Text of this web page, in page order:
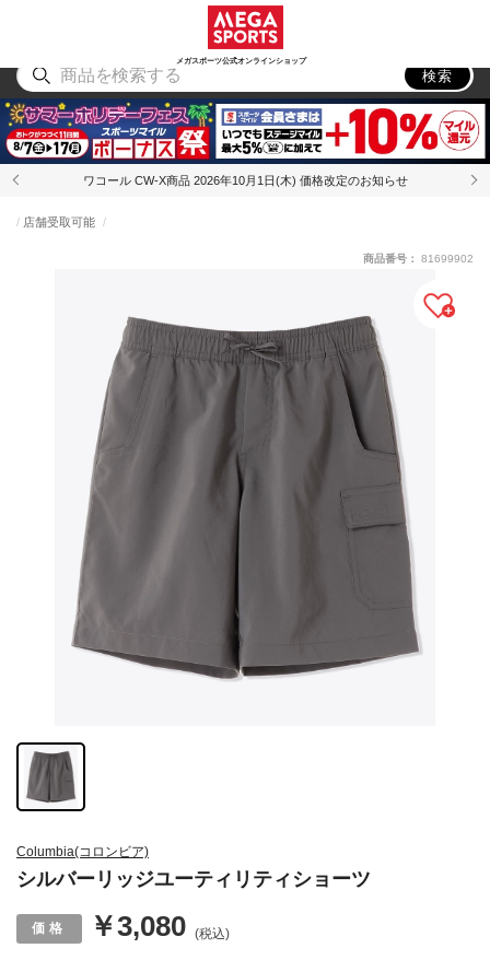
メガスポーツ公式オンラインショップ
アウトドア
検索
ワコール CW-X商品 2026年10月1日(木) 価格改定のお知らせ
Columbia(コロンビア)
シルバーリッジユーティリティショーツ
店舗受取可能
￥3,080 (税込)
商品番号： 81699902